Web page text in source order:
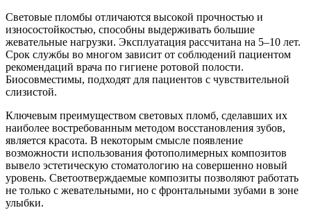
Световые пломбы отличаются высокой прочностью и
износостойкостью, способны выдерживать большие
жевательные нагрузки. Эксплуатация рассчитана на 5–10 лет.
Срок службы во многом зависит от соблюдений пациентом
рекомендаций врача по гигиене ротовой полости.
Биосовместимы, подходят для пациентов с чувствительной
слизистой.
Ключевым преимуществом световых пломб, сделавших их
наиболее востребованным методом восстановления зубов,
является красота. В некоторым смысле появление
возможности использования фотополимерных композитов
вывело эстетическую стоматологию на совершенно новый
уровень. Светоотверждаемые композиты позволяют работать
не только с жевательными, но с фронтальными зубами в зоне
улыбки.